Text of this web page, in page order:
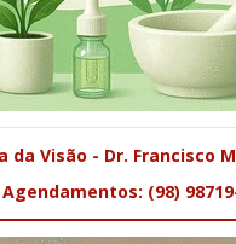
da Visão - Dr. Francisco
Agendamentos: (98)